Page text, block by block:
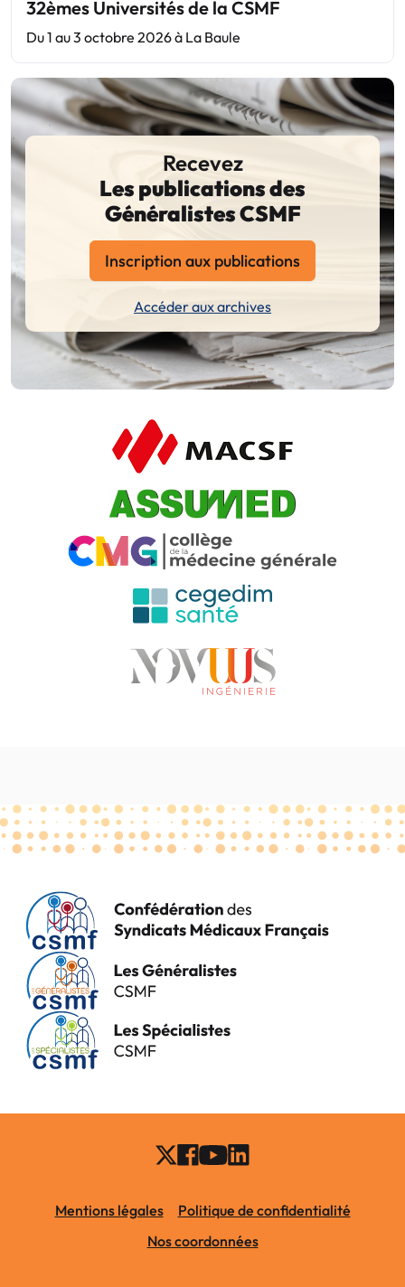
32èmes Universités de la CSMF
Du 1 au 3 octobre 2026 à La Baule
Recevez
Les publications des
Généralistes CSMF
Inscription aux publications
Accéder aux archives
Mentions légales
Politique de confidentialité
Nos coordonnées